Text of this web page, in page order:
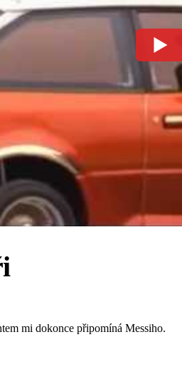
mi dokonce připomíná Messiho.